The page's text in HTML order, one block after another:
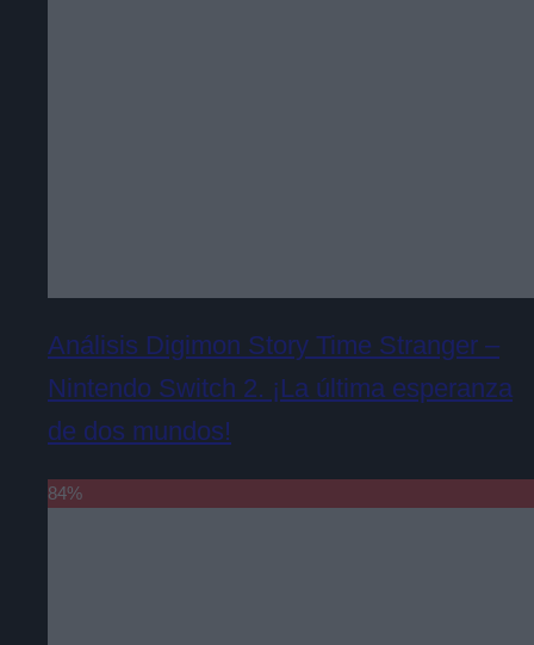
Análisis Digimon Story Time Stranger –
Nintendo Switch 2. ¡La última esperanza
de dos mundos!
84%